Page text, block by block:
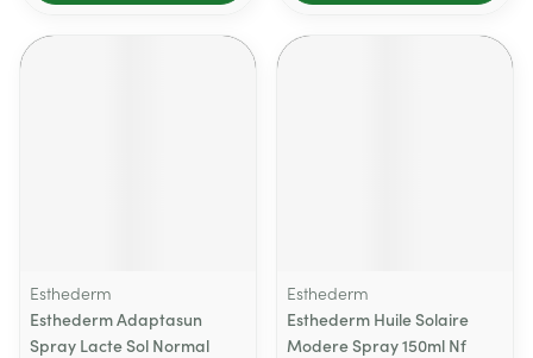
Esthederm
Esthederm Adaptasun
Spray Lacte Sol Normal
Esthederm
Esthederm Huile Solaire
Modere Spray 150ml Nf